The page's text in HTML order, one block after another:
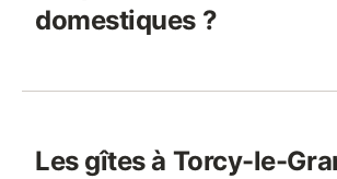
domestiques ?
Les gîtes à Torcy-le-